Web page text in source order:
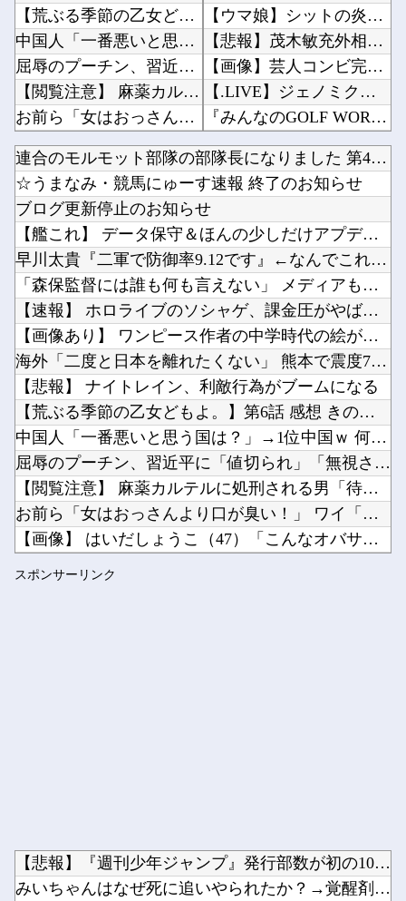
【荒ぶる季節の乙女どもよ。】第6話 感想 きのこは食べても太らない？
中国人「一番悪いと思う国は？」→1位中国ｗ 何で中国は日本が悪いと思ってるの？
屈辱のプーチン、習近平に「値切られ」「無視され」まるで主従関係…ロシアが中国の属国になりつ...
【閲覧注意】 麻薬カルテルに処刑される男「待って！こんな死に方聞いてない！」⇒ これはヤバ...
お前ら「女はおっさんより口が臭い！」 ワイ「嘘つけバーカｗ」⇒w
【画像】 はいだしょうこ（47）「こんなオバサンでいいの…？」
【櫻坂46】 山下瞳月さん、破天荒すぎる生き方がこちら
【ホロライブ】 ラミィと一緒にレッツワークアウト！ 下半身編
Powered by livedoor 相互RSS
【ウマ娘】シットの炎がファイヤーしてそうなスティルインラブ（セーラーマーズ衣装）他
【悲報】茂木敏充外相、『大炎上』してしまう！！！！！！！他
【画像】芸人コンビ完熟フレッシュの池田レイラ(21)さん、やらしく実ってしまうｗｗｗｗｗｗ...
【.LIVE】ジェノミクスあんま強そうじゃない割に高そうという恐竜デッキの宿命を背負ってる...
『みんなのGOLF WORLD』、改善に向けてアプデ計画公表他
任天堂‥売上高5,178 億円（-9.5 ％）営業利益 1,425 億円（+150.5 %...
池田瑛紗ちゃん、｢Qさま｣出演ｷﾀ━(ﾟ∀ﾟ)━!【乃木坂46】他
友達とPCで遊んでるんだがキーボードとマウス使った方がいいゲームでも頑なにパッド使いたがる...
韓国人「日本が韓国文学が完全に定着！ブームを超えて一つのジャンルとして日本人全員に愛されて...
『メイドインアビス』ってマジで深い作品じゃね？他
「こぼれたビールを再利用」……なるほど、これがKビールってヤツか他
【悲報】エアコンのクリーニングしてないやつ他
今iPhone 17 Pro Max買うってあり？他
Powered by livedoor 相互RSS
連合のモルモット部隊の部隊長になりました 第42話
☆うまなみ・競馬にゅーす速報 終了のお知らせ
ブログ更新停止のお知らせ
【艦これ】 データ保守＆ほんの少しだけアプデ完了！ アプデま...
早川太貴『二軍で防御率9.12です』←なんでこれが一軍なの？
「森保監督には誰も何も言えない」 メディアも身内も批判を避け...
【速報】 ホロライブのソシャゲ、課金圧がやばすぎて不評になる...
【画像あり】 ワンピース作者の中学時代の絵がすごすぎる→
海外「二度と日本を離れたくない」 熊本で震度7を体験したドイ...
【悲報】 ナイトレイン、利敵行為がブームになる
【荒ぶる季節の乙女どもよ。】第6話 感想 きのこは食べても太...
中国人「一番悪いと思う国は？」→1位中国ｗ 何で中国は日本が...
屈辱のプーチン、習近平に「値切られ」「無視され」まるで主従関...
【閲覧注意】 麻薬カルテルに処刑される男「待って！こんな死に...
お前ら「女はおっさんより口が臭い！」 ワイ「嘘つけバーカｗ」...
【画像】 はいだしょうこ（47）「こんなオバサンでいいの…？...
スポンサーリンク
【悲報】『週刊少年ジャンプ』発行部数が初の100万部割れ… ...
みいちゃんはなぜ死に追いやられたか？→覚醒剤の入手ルート持っ...